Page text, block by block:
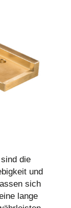
die
und
sich
lange